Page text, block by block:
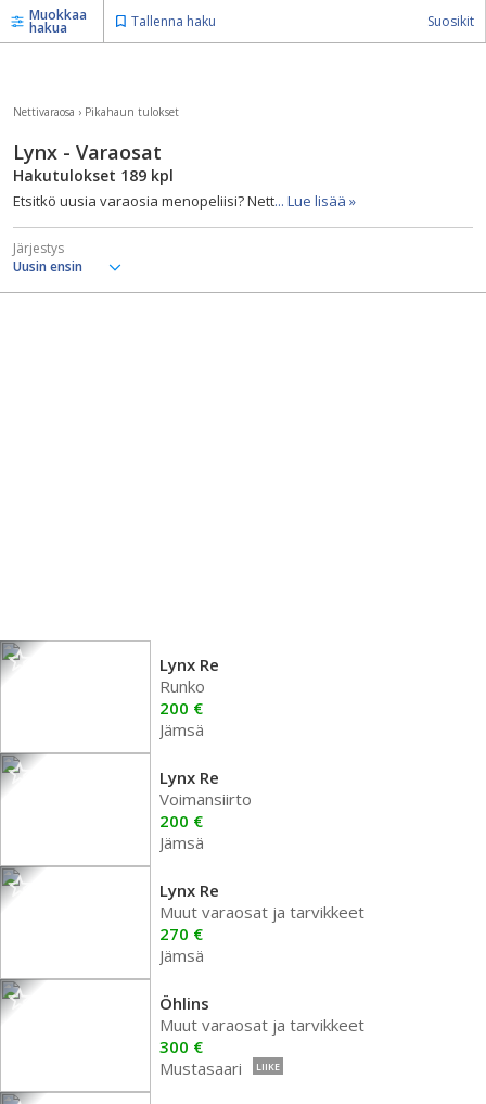
Muokkaa
hakua Tallenna haku Suosikit
Nettivaraosa › Pikahaun tulokset
Lynx - Varaosat
Hakutulokset 189 kpl
Etsitkö uusia varaosia menopeliisi? Nett... Lue lisää »
Järjestys
Lynx Re
Runko
200 €
Jämsä
Lynx Re
Voimansiirto
200 €
Jämsä
Lynx Re
Muut varaosat ja tarvikkeet
270 €
Jämsä
Öhlins
Muut varaosat ja tarvikkeet
300 €
Mustasaari
LIIKE